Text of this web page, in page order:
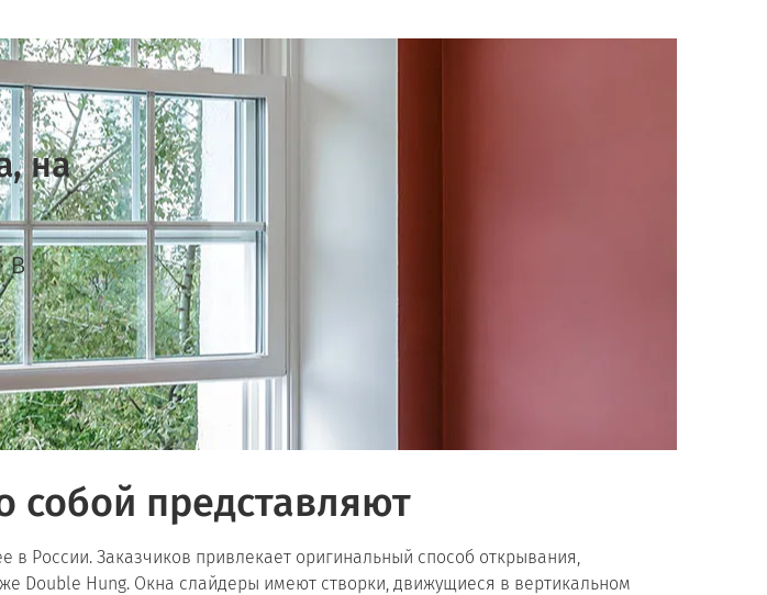
на
в
собой представляют
России. Заказчиков привлекает оригинальный способ открывания,
Double Hung. Окна слайдеры имеют створки, движущиеся в вертикальном